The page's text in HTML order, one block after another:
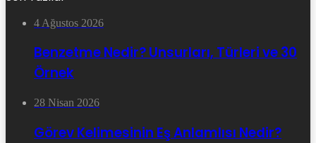
4 Ağustos 2026
Benzetme Nedir? Unsurları, Türleri ve 30
Örnek
28 Nisan 2026
Görev Kelimesinin Eş Anlamlısı Nedir?